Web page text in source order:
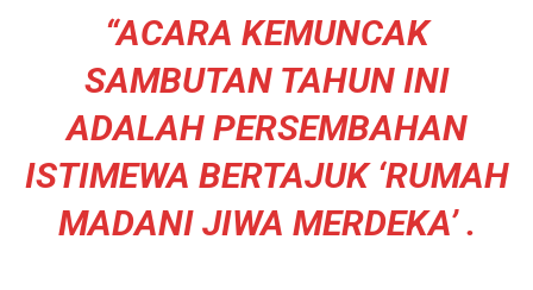
“ACARA KEMUNCAK
SAMBUTAN TAHUN INI
ADALAH PERSEMBAHAN
ISTIMEWA BERTAJUK ‘RUMAH
MADANI JIWA MERDEKA’ .